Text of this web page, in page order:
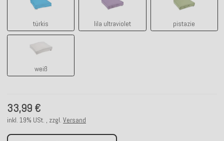
türkis lila ultraviolet pistazie
weiß
33,99 €
inkl. 19% USt. , zzgl. Versand